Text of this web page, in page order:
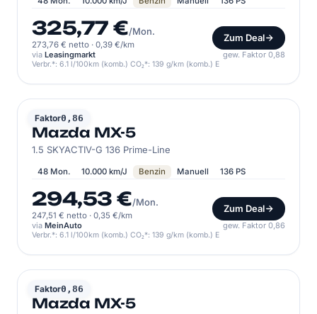
325,77 €/Mon.
273,76 € netto · 0,39 €/km
Zum Deal
via Leasingmarkt gew. Faktor 0,88
Verbr.*: 6.1 l/100km (komb.) CO₂*: 139 g/km (komb.) E
Faktor0,86
MAZDA
Mazda MX-5
1.5 SKYACTIV-G 136 Prime-Line
48 Mon. 10.000 km/J Benzin Manuell 136 PS
294,53 €/Mon.
247,51 € netto · 0,35 €/km
Zum Deal
via MeinAuto gew. Faktor 0,86
Verbr.*: 6.1 l/100km (komb.) CO₂*: 139 g/km (komb.) E
Faktor0,86
MAZDA
Mazda MX-5